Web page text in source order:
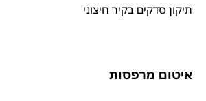
תיקון סדקים בקיר חיצוני
איטום מרפסות